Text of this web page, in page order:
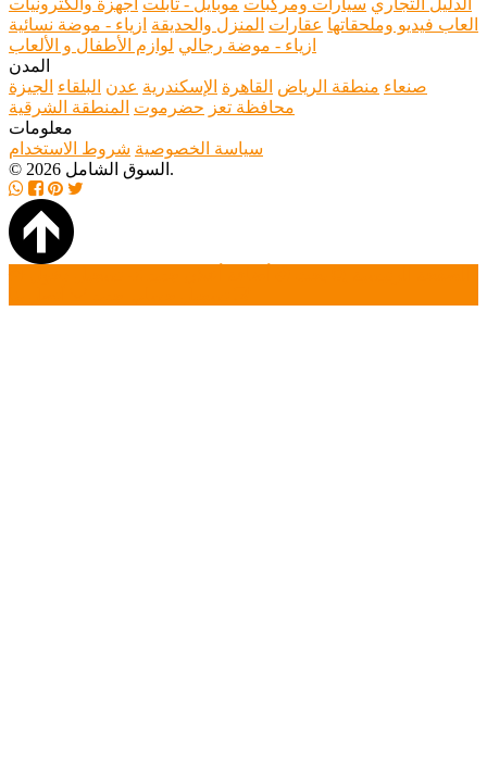
العاب فيديو وملحقاتها عقارات المنزل والحديقة ازياء - موضة نسائية
ازياء - موضة رجالي لوازم الأطفال و الألعاب
المدن
صنعاء منطقة الرياض القاهرة الإسكندرية عدن البلقاء الجيزة
محافظة تعز حضرموت المنطقة الشرقية
معلومات
سياسة الخصوصية شروط الاستخدام
© 2026 السوق الشامل.